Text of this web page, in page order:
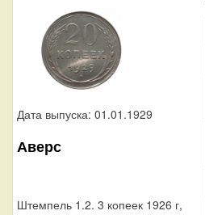
Дата выпуска: 01.01.1929
Аверс
Штемпель 1.2. 3 копеек 1926 г,